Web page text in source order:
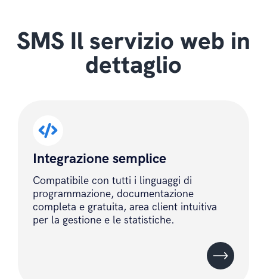
SMS Il servizio web in
dettaglio
Integrazione semplice
Compatibile con tutti i linguaggi di
programmazione, documentazione
completa e gratuita, area client intuitiva
per la gestione e le statistiche.